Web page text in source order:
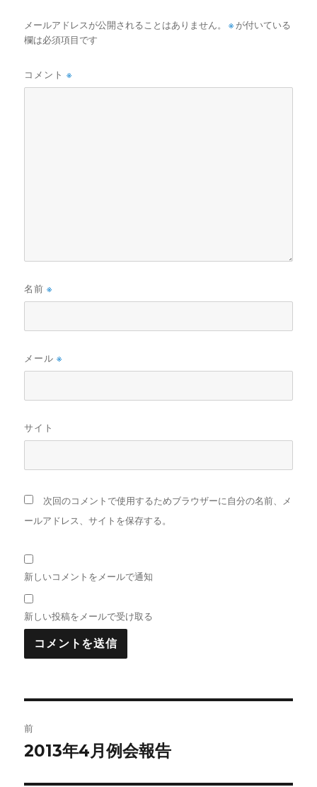
メールアドレスが公開されることはありません。 ※ が付いている
欄は必須項目です
コメント※
名前※
メール※
サイト
次回のコメントで使用するためブラウザーに自分の名前、メ
ールアドレス、サイトを保存する。
新しいコメントをメールで通知
新しい投稿をメールで受け取る
稿
前
前
2013年4月例会報告